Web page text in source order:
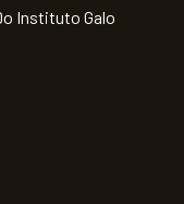
Instituto Galo